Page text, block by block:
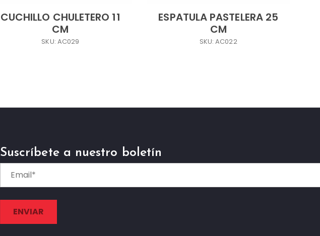
CUCHILLO CHULETERO 11
CM
SKU: AC029
ESPATULA PASTELERA 25
CM
SKU: AC022
Suscríbete a nuestro boletín